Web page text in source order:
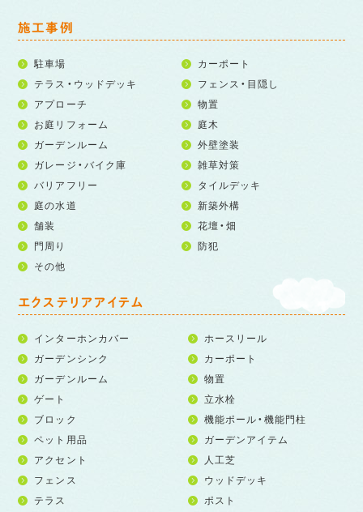
施工事例
駐車場
カーポート
テラス・ウッドデッキ
フェンス・目隠し
アプローチ
物置
お庭リフォーム
庭木
ガーデンルーム
外壁塗装
ガレージ・バイク庫
雑草対策
バリアフリー
タイルデッキ
庭の水道
新築外構
舗装
花壇・畑
門周り
防犯
その他
エクステリアアイテム
インターホンカバー
ホースリール
ガーデンシンク
カーポート
ガーデンルーム
物置
ゲート
立水栓
ブロック
機能ポール・機能門柱
ペット用品
ガーデンアイテム
アクセント
人工芝
フェンス
ウッドデッキ
テラス
ポスト